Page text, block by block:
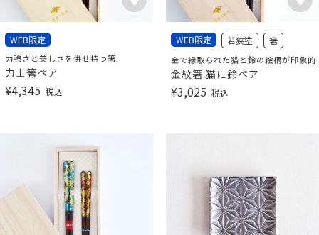
WEB限定
力強さと美しさを併せ持つ箸
力士箸ペア
¥4,345 税込
WEB限定 若狭塗 箸
金で縁取られた猫と鈴の絵柄が印象的
金紋箸 猫に鈴ペア
¥3,025 税込